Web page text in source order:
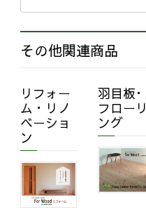
その他関連商品
リフォー
ム・リノ
ベーショ
ン
羽目板･
フローリ
ング